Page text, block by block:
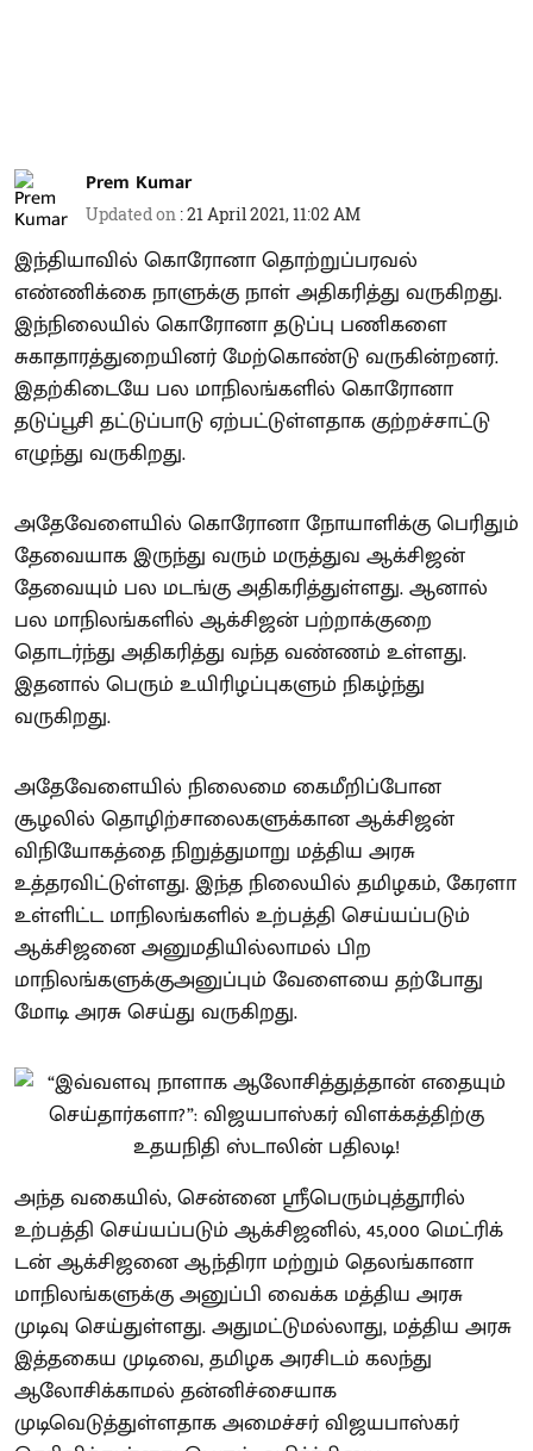
Prem Kumar
Updated on :21 April 2021, 11:02 AM
இந்தியாவில் கொரோனா தொற்றுப்பரவல்
எண்ணிக்கை நாளுக்கு நாள் அதிகரித்து வருகிறது.
இந்நிலையில் கொரோனா தடுப்பு பணிகளை
சுகாதாரத்துறையினர் மேற்கொண்டு வருகின்றனர்.
இதற்கிடையே பல மாநிலங்களில் கொரோனா
தடுப்பூசி தட்டுப்பாடு ஏற்பட்டுள்ளதாக குற்றச்சாட்டு
எழுந்து வருகிறது.
அதேவேளையில் கொரோனா நோயாளிக்கு பெரிதும்
தேவையாக இருந்து வரும் மருத்துவ ஆக்சிஜன்
தேவையும் பல மடங்கு அதிகரித்துள்ளது. ஆனால்
பல மாநிலங்களில் ஆக்சிஜன் பற்றாக்குறை
தொடர்ந்து அதிகரித்து வந்த வண்ணம் உள்ளது.
இதனால் பெரும் உயிரிழப்புகளும் நிகழ்ந்து
வருகிறது.
அதேவேளையில் நிலைமை கைமீறிப்போன
சூழலில் தொழிற்சாலைகளுக்கான ஆக்சிஜன்
விநியோகத்தை நிறுத்துமாறு மத்திய அரசு
உத்தரவிட்டுள்ளது. இந்த நிலையில் தமிழகம், கேரளா
உள்ளிட்ட மாநிலங்களில் உற்பத்தி செய்யப்படும்
ஆக்சிஜனை அனுமதியில்லாமல் பிற
மாநிலங்களுக்குஅனுப்பும் வேளையை தற்போது
மோடி அரசு செய்து வருகிறது.
அந்த வகையில், சென்னை ஸ்ரீபெரும்புத்தூரில்
உற்பத்தி செய்யப்படும் ஆக்சிஜனில், 45,000 மெட்ரிக்
டன் ஆக்சிஜனை ஆந்திரா மற்றும் தெலங்கானா
மாநிலங்களுக்கு அனுப்பி வைக்க மத்திய அரசு
முடிவு செய்துள்ளது. அதுமட்டுமல்லாது, மத்திய அரசு
இத்தகைய முடிவை, தமிழக அரசிடம் கலந்து
ஆலோசிக்காமல் தன்னிச்சையாக
முடிவெடுத்துள்ளதாக அமைச்சர் விஜயபாஸ்கர்